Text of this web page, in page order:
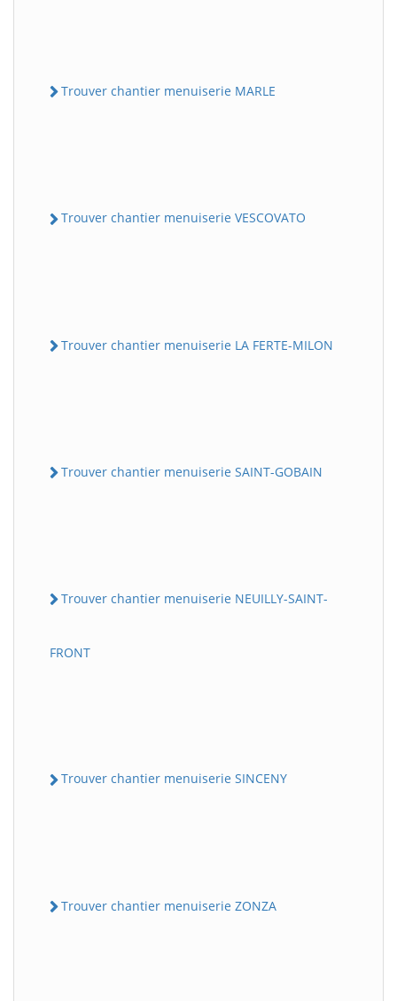
Trouver chantier menuiserie MARLE
Trouver chantier menuiserie VESCOVATO
Trouver chantier menuiserie LA FERTE-MILON
Trouver chantier menuiserie SAINT-GOBAIN
Trouver chantier menuiserie NEUILLY-SAINT-
FRONT
Trouver chantier menuiserie SINCENY
Trouver chantier menuiserie ZONZA